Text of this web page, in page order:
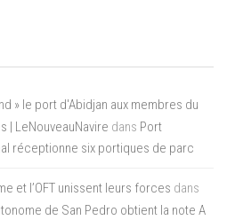
» le port d'Abidjan aux membres du
| LeNouveauNavire dans Port
réceptionne six portiques de parc
et l’OFT unissent leurs forces dans
de San Pedro obtient la note A